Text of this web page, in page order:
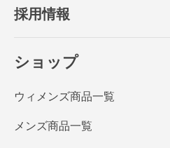
採用情報
ショップ
ウィメンズ商品一覧
メンズ商品一覧